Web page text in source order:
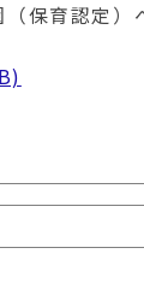
保育認定）